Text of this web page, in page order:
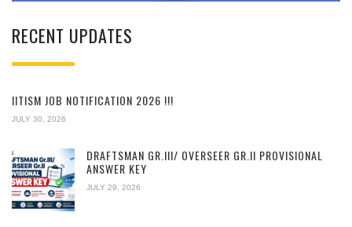
RECENT UPDATES
IITISM JOB NOTIFICATION 2026 !!!
JULY 30, 2026
DRAFTSMAN GR.III/ OVERSEER GR.II PROVISIONAL
ANSWER KEY
JULY 29, 2026